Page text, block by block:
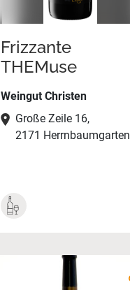
Frizzante
THEMuse
Weingut Christen
Große Zeile 16,
2171 Herrnbaumgarten